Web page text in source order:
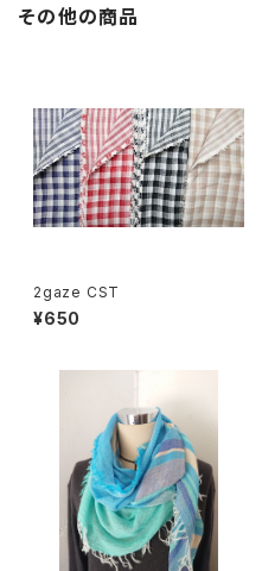
その他の商品
2gaze CST
¥650